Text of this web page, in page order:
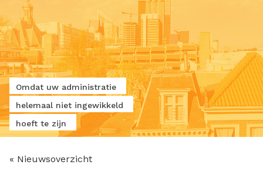
Omdat uw administratie
helemaal niet ingewikkeld
hoeft te zijn
« Nieuwsoverzicht